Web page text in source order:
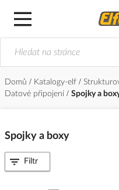
Domů Katalogy-elf
Datové připojení
Spojky a
Spojky a boxy
Filtr